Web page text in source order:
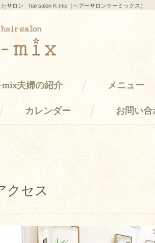
サロン hairsalon K-mix（ヘアーサロンケーミックス）
mix夫婦の紹介 メニュー
カレンダー お問い合
クセス